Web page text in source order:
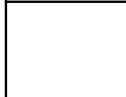
Ширина: 180 см